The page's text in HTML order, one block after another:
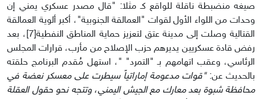
صيغه منضبطة ناقلة للواقع كـ مثلا: "قال مصدر عسكري يمني إن
وحدات من اللواء الأول لقوات "العمالقة الجنوبية"، أكبر ألوية العمالقة
القتالية وصلت إلى مدينة عتق لتعزيز حماية المناطق النفطية[7]، بعد
رفض قادة عسكريين يديرهم حزب الإصلاح من مأرب، قرارات المجلس
الرئاسي، وعقب اتهامهم بـ "التمرد" "، استهل مُقدم البرنامج حلقته
بالحديث عن:"قوات مدعومة إماراتياً سيطرت على معسكر نعضة في
محافظة شبوة بعد معارك مع الجيش اليمني، وتتجه نحو حقول العقلة